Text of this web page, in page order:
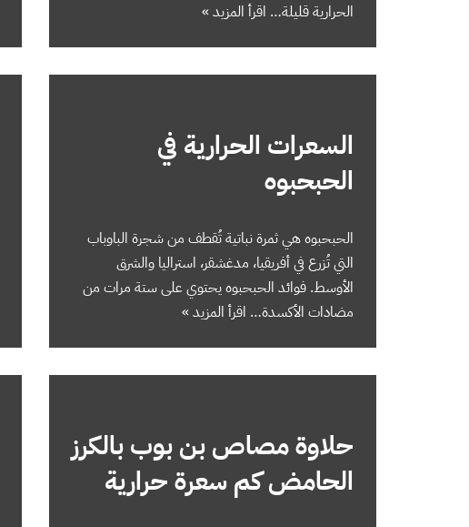
الحرارية قليلة… اقرأ المزيد »
السعرات الحرارية في
الحبحبوه
الحبحبوه هي ثمرة نباتية تُقطف من شجرة الباوباب
التي تُزرع في أفريقيا، مدغشقر، استراليا والشرق
الأوسط. فوائد الحبحبوه يحتوي على ستة مرات من
مضادات الأكسدة… اقرأ المزيد »
حلاوة مصاص بن بوب بالكرز
الحامض كم سعرة حرارية